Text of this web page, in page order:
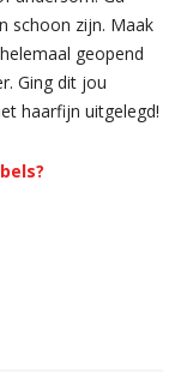
schoon zijn. Maak
geopend
Ging dit jou
haarfijn uitgelegd!